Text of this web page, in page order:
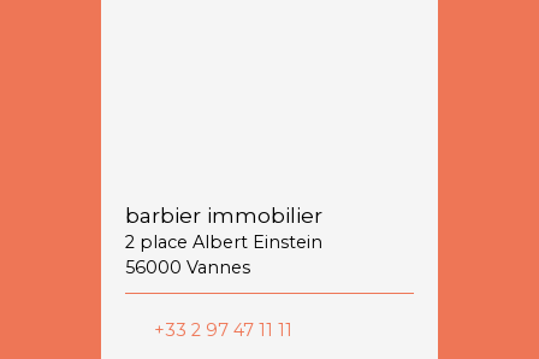
barbier immobilier
2 place Albert Einstein
56000 Vannes
+33 2 97 47 11 11